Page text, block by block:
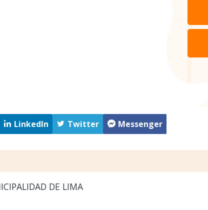
LinkedIn Twitter Messenger
DE LIMA